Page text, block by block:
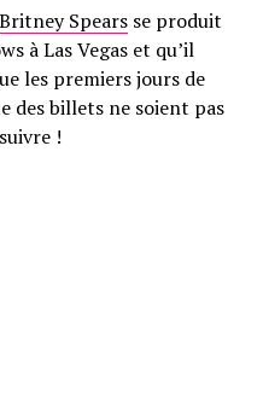
Britney Spears se produit
à Las Vegas et qu’il
les premiers jours de
des billets ne soient pas
!